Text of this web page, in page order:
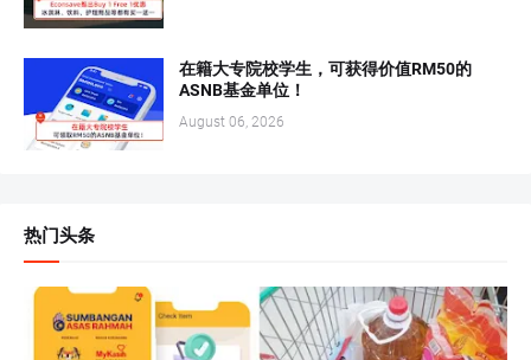
在籍大专院校学生，可获得价值RM50的
ASNB基金单位！
August 06, 2026
热门头条